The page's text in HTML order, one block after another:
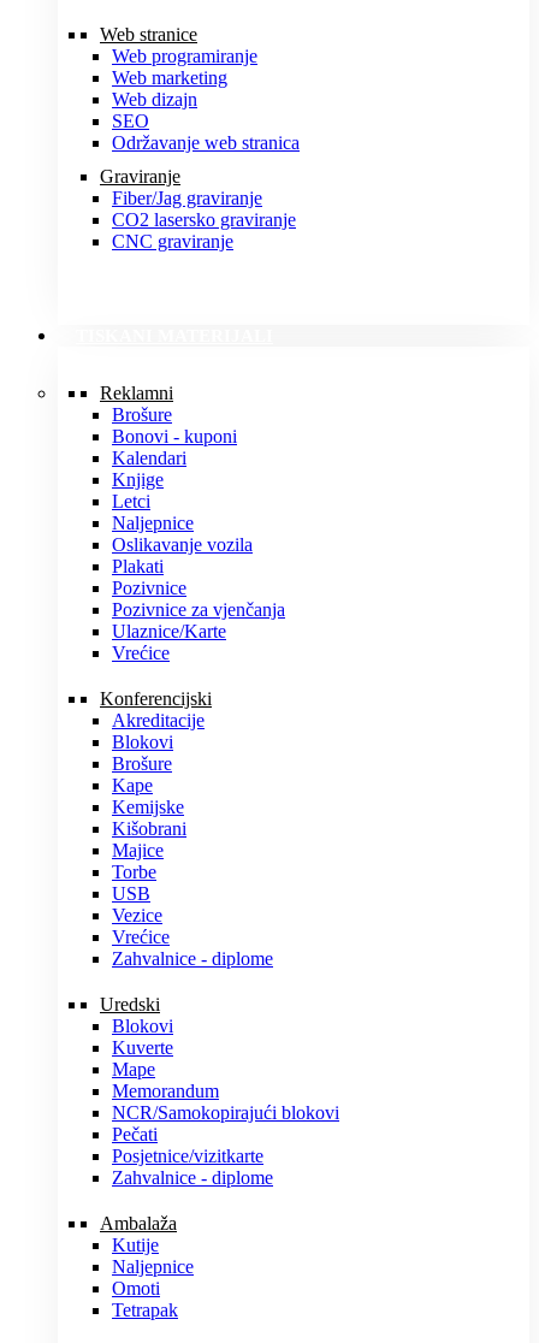
Web stranice
Web programiranje
Web marketing
Web dizajn
SEO
Održavanje web stranica
Graviranje
Fiber/Jag graviranje
CO2 lasersko graviranje
CNC graviranje
Reklamni
Brošure
Bonovi - kuponi
Kalendari
Knjige
Letci
Naljepnice
Oslikavanje vozila
Plakati
Pozivnice
Pozivnice za vjenčanja
Ulaznice/Karte
Vrećice
Konferencijski
Akreditacije
Blokovi
Brošure
Kape
Kemijske
Kišobrani
Majice
Torbe
USB
Vezice
Vrećice
Zahvalnice - diplome
Uredski
Blokovi
Kuverte
Mape
Memorandum
NCR/Samokopirajući blokovi
Pečati
Posjetnice/vizitkarte
Zahvalnice - diplome
Ambalaža
Kutije
Naljepnice
Omoti
Tetrapak